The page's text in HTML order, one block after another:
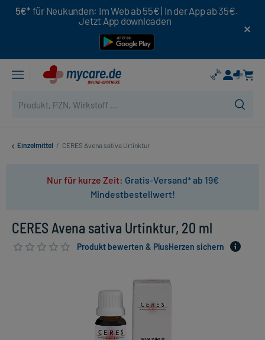
5€* für Neukunden: Im Web ab 55€ | In der App ab 35€.
Jetzt App downloaden
Einzelmittel / CERES Avena sativa Urtinktur
Nur für kurze Zeit: Gratis-Versand* ab 19€
Mindestbestellwert!
CERES Avena sativa Urtinktur, 20 ml
Produkt bewerten & PlusHerzen sichern